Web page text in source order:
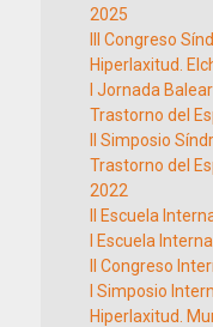
2025
III Congreso
Hiperlaxitud.
I Jornada
Trastorno del
II Simposio
Trastorno del
2022
II Escuela
I Escuela
II Congreso
I Simposio
Hiperlaxitud.